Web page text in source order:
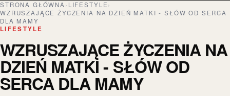
STRONA GŁÓWNA› LIFESTYLE›
WZRUSZAJĄCE ŻYCZENIA NA DZIEŃ MATKI - SŁÓW OD SERCA
DLA MAMY
LIFESTYLE
WZRUSZAJĄCE ŻYCZENIA NA
DZIEŃ MATKI - SŁÓW OD
SERCA DLA MAMY